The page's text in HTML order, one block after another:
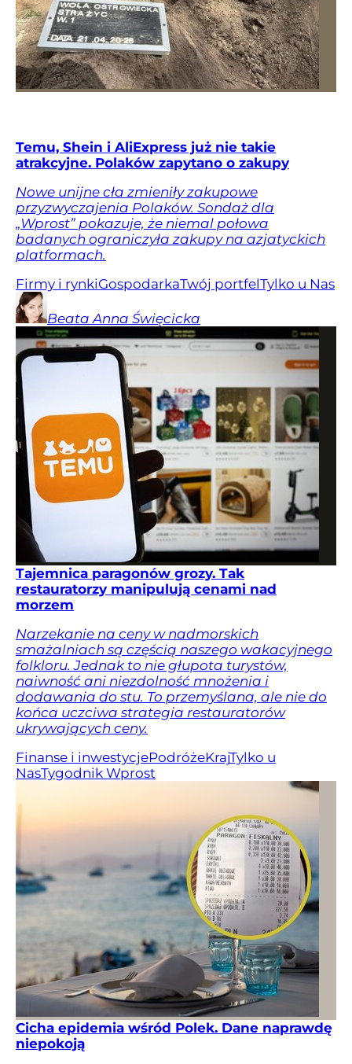
Temu, Shein i AliExpress już nie takie
atrakcyjne. Polaków zapytano o zakupy
Nowe unijne cła zmieniły zakupowe
przyzwyczajenia Polaków. Sondaż dla
„Wprost” pokazuje, że niemal połowa
badanych ograniczyła zakupy na azjatyckich
platformach.
Firmy i rynkiGospodarkaTwój portfelTylko u Nas
Beata Anna Święcicka
Tajemnica paragonów grozy. Tak
restauratorzy manipulują cenami nad
morzem
Narzekanie na ceny w nadmorskich
smażalniach są częścią naszego wakacyjnego
folkloru. Jednak to nie głupota turystów,
naiwność ani niezdolność mnożenia i
dodawania do stu. To przemyślana, ale nie do
końca uczciwa strategia restauratorów
ukrywających ceny.
Finanse i inwestycjePodróżeKrajTylko u
NasTygodnik Wprost
Cicha epidemia wśród Polek. Dane naprawdę
niepokoją